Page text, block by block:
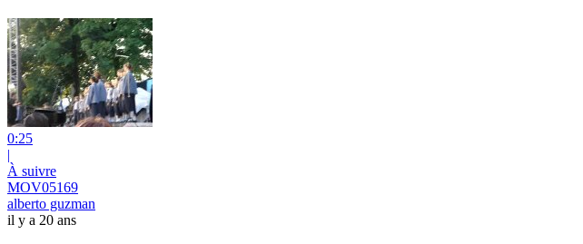
0:25
|
À suivre
MOV05169
alberto guzman
il y a 20 ans